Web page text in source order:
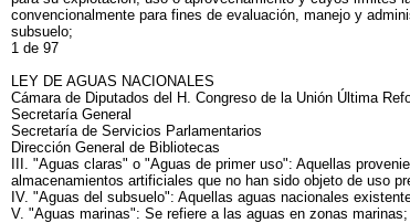
convencionalmente para fines de evaluación, manejo y
subsuelo;
1 de 97
LEY DE AGUAS NACIONALES
Cámara de Diputados del H. Congreso de la Unión Última
Secretaría General
Secretaría de Servicios Parlamentarios
Dirección General de Bibliotecas
III. "Aguas claras" o "Aguas de primer uso": Aquellas
almacenamientos artificiales que no han sido objeto de uso
IV. "Aguas del subsuelo": Aquellas aguas nacionales
V. "Aguas marinas": Se refiere a las aguas en zonas marinas;